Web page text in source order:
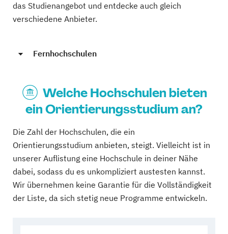
das Studienangebot und entdecke auch gleich
verschiedene Anbieter.
Fernhochschulen
Welche Hochschulen bieten
ein Orientierungsstudium an?
Die Zahl der Hochschulen, die ein
Orientierungsstudium anbieten, steigt. Vielleicht ist in
unserer Auflistung eine Hochschule in deiner Nähe
dabei, sodass du es unkompliziert austesten kannst.
Wir übernehmen keine Garantie für die Vollständigkeit
der Liste, da sich stetig neue Programme entwickeln.